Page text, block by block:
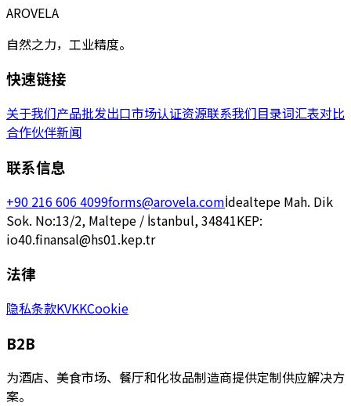
AROVELA
自然之力，工业精度。
快速链接
关于我们产品批发出口市场认证资源联系我们目录词汇表对比
合作伙伴新闻
联系信息
+90 216 606 4099forms@arovela.comİdealtepe Mah. Dik
Sok. No:13/2, Maltepe / İstanbul, 34841KEP:
io40.finansal@hs01.kep.tr
法律
隐私条款KVKKCookie
B2B
为酒店、美食市场、餐厅和化妆品制造商提供定制供应解决方
案。